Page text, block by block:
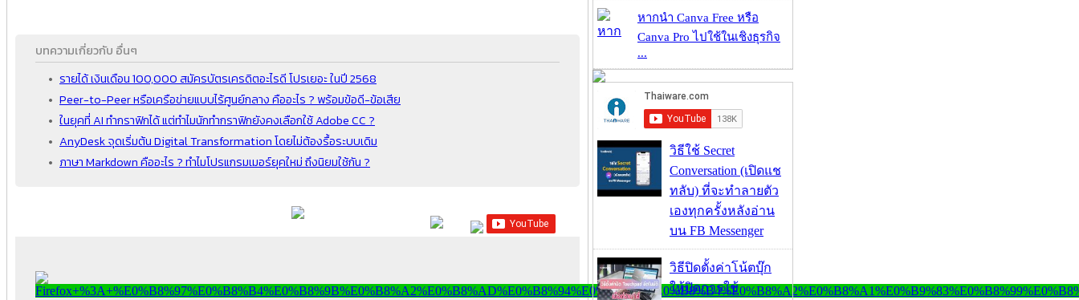
บทความเกี่ยวกับ อื่นๆ
รายได้ เงินเดือน 100,000 สมัครบัตรเครดิตอะไรดี โปรเยอะ ในปี 2568
Peer-to-Peer หรือเครือข่ายแบบไร้ศูนย์กลาง คืออะไร ? พร้อมข้อดี-ข้อเสีย
ในยุคที่ AI ทำกราฟิกได้ แต่ทำไมนักทำกราฟิกยังคงเลือกใช้ Adobe CC ?
AnyDesk จุดเริ่มต้น Digital Transformation โดยไม่ต้องรื้อระบบเดิม
ภาษา Markdown คืออะไร ? ทำไมโปรแกรมเมอร์ยุคใหม่ ถึงนิยมใช้กัน ?
หากนำ Canva Free หรือ
Canva Pro ไปใช้ในเชิงธุรกิจ
...
วิธีใช้ Secret
Conversation (เปิดแช
ทลับ) ที่จะทำลายตัว
เองทุกครั้งหลังอ่าน
บน FB Messenger
วิธีปิดตั้งค่าโน้ตบุ๊ก
ให้ปิดการใช้